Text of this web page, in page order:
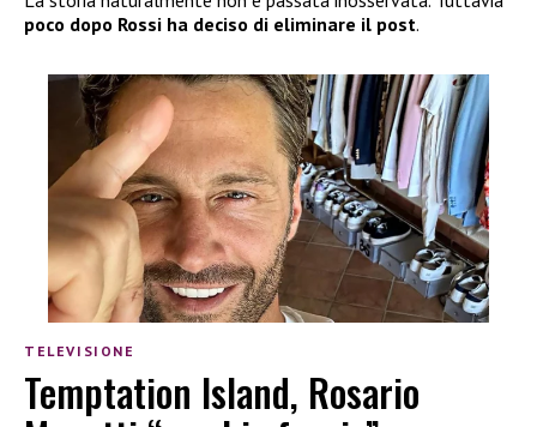
poco dopo Rossi ha deciso di eliminare il post.
TELEVISIONE
Temptation Island, Rosario